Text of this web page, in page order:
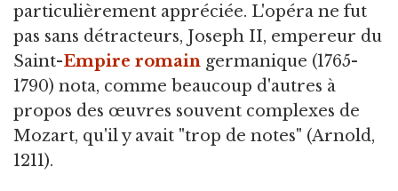
particulièrement appréciée. L'opéra ne fut
pas sans détracteurs, Joseph II, empereur du
Saint-Empire romain germanique (1765-
1790) nota, comme beaucoup d'autres à
propos des œuvres souvent complexes de
Mozart, qu'il y avait "trop de notes" (Arnold,
1211).